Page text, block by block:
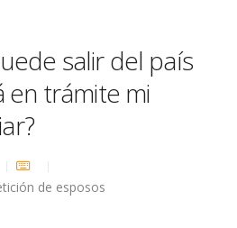
salir del país
en trámite mi
de esposos
esposo puede salir del país mientras